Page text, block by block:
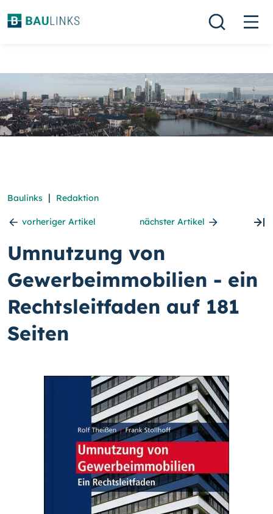
Baulinks | Redaktion
vorheriger Artikel nächster Artikel
Umnutzung von
Gewerbeimmobilien - ein
Rechtsleitfaden auf 181
Seiten